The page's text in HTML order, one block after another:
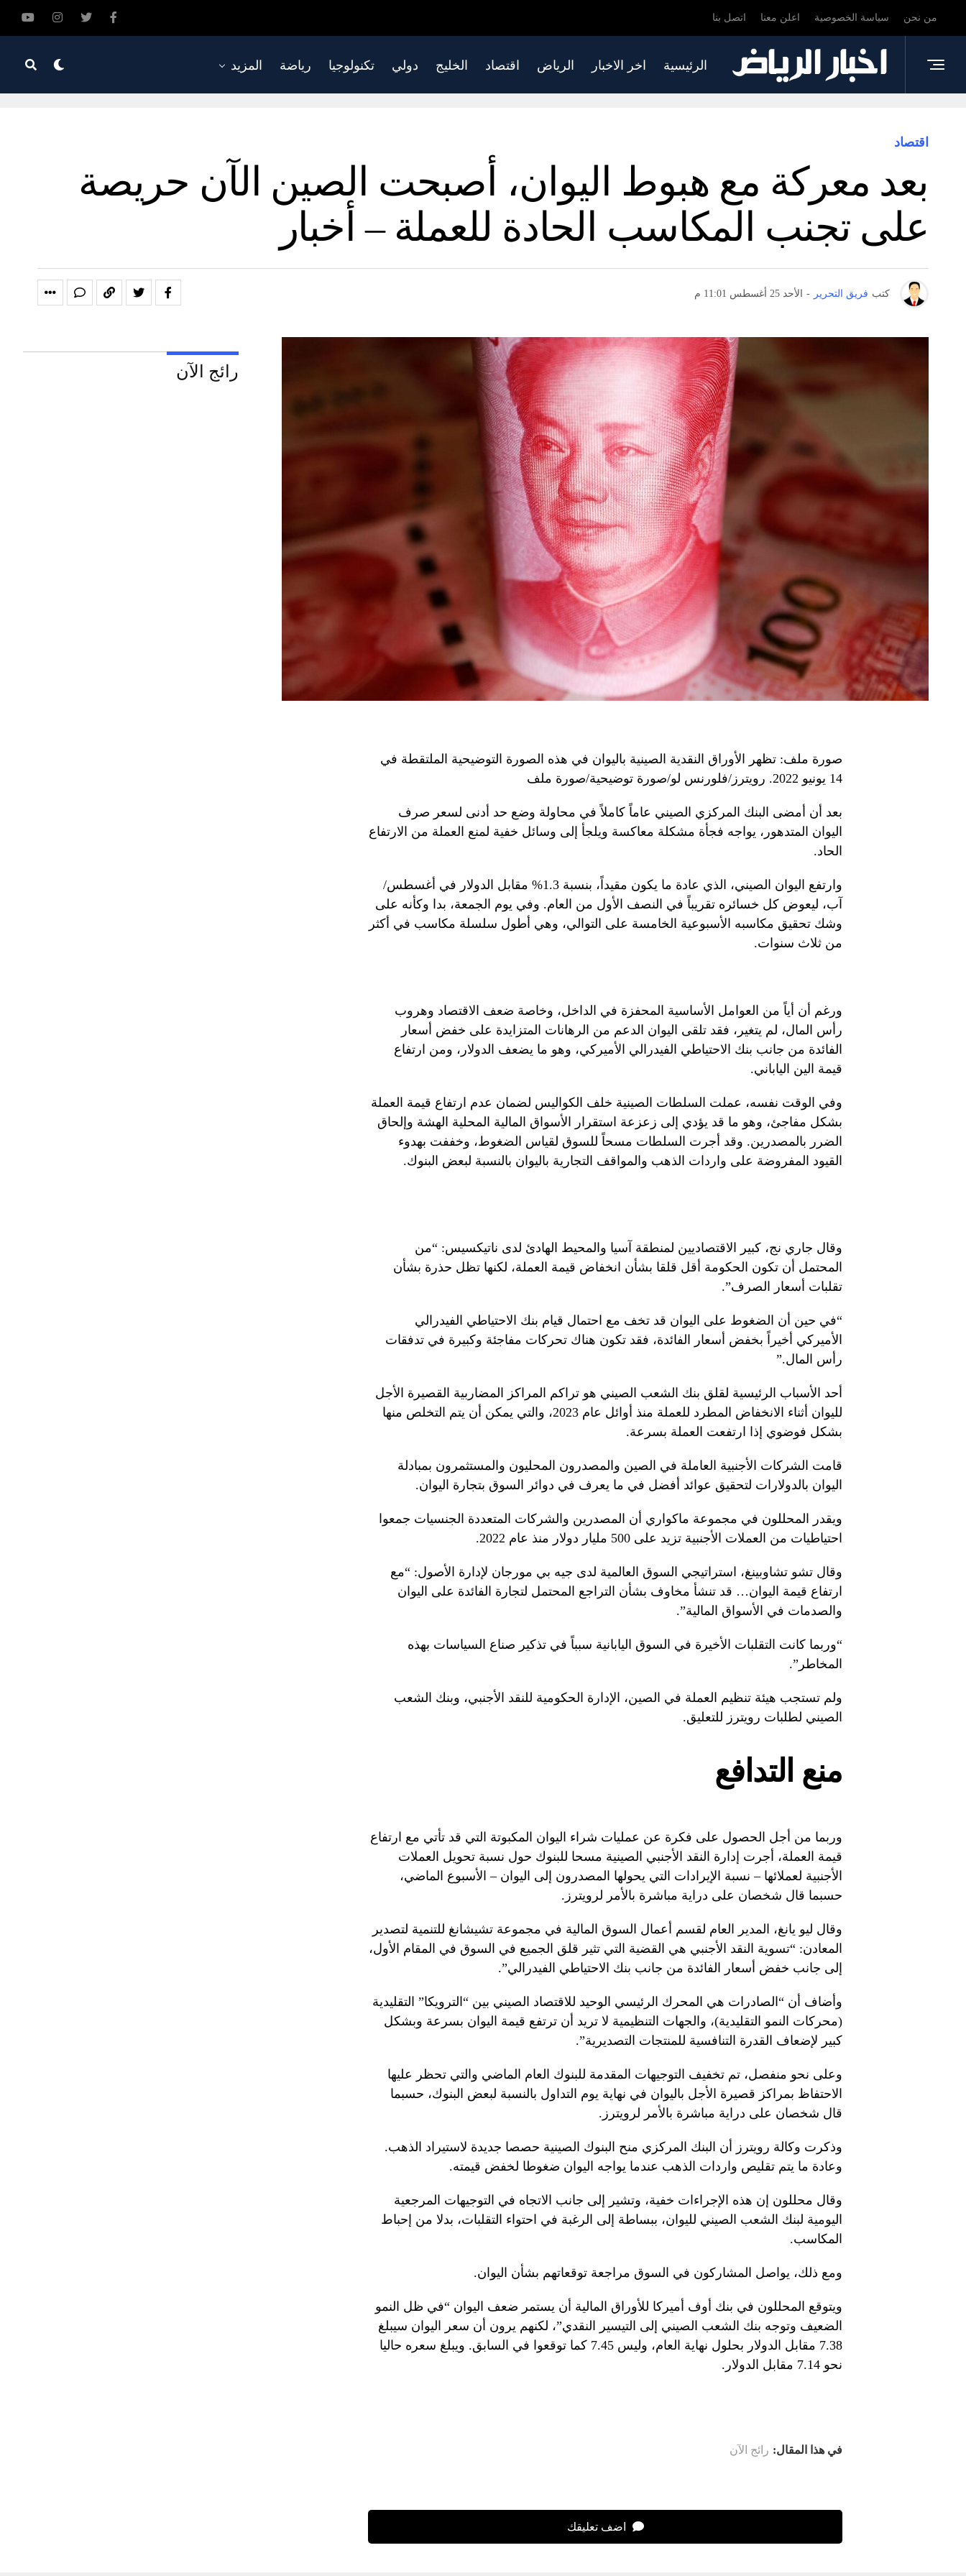
من نحن سياسة الخصوصية اعلن معنا اتصل بنا
الرئيسية اخر الاخبار الرياض اقتصاد الخليج دولي تكنولوجيا رياضة المزيد
اقتصاد
بعد معركة مع هبوط اليوان، أصبحت الصين الآن حريصة
على تجنب المكاسب الحادة للعملة – أخبار
كتب فريق التحرير - الأحد 25 أغسطس 11:01 م
صورة ملف: تظهر الأوراق النقدية الصينية باليوان في هذه الصورة التوضيحية الملتقطة في
14 يونيو 2022. رويترز/فلورنس لو/صورة توضيحية/صورة ملف
بعد أن أمضى البنك المركزي الصيني عاماً كاملاً في محاولة وضع حد أدنى لسعر صرف
اليوان المتدهور، يواجه فجأة مشكلة معاكسة ويلجأ إلى وسائل خفية لمنع العملة من الارتفاع
الحاد.
وارتفع اليوان الصيني، الذي عادة ما يكون مقيداً، بنسبة 1.3% مقابل الدولار في أغسطس/
آب، ليعوض كل خسائره تقريباً في النصف الأول من العام. وفي يوم الجمعة، بدا وكأنه على
وشك تحقيق مكاسبه الأسبوعية الخامسة على التوالي، وهي أطول سلسلة مكاسب في أكثر
من ثلاث سنوات.
ورغم أن أياً من العوامل الأساسية المحفزة في الداخل، وخاصة ضعف الاقتصاد وهروب
رأس المال، لم يتغير، فقد تلقى اليوان الدعم من الرهانات المتزايدة على خفض أسعار
الفائدة من جانب بنك الاحتياطي الفيدرالي الأميركي، وهو ما يضعف الدولار، ومن ارتفاع
قيمة الين الياباني.
وفي الوقت نفسه، عملت السلطات الصينية خلف الكواليس لضمان عدم ارتفاع قيمة العملة
بشكل مفاجئ، وهو ما قد يؤدي إلى زعزعة استقرار الأسواق المالية المحلية الهشة وإلحاق
الضرر بالمصدرين. وقد أجرت السلطات مسحاً للسوق لقياس الضغوط، وخففت بهدوء
القيود المفروضة على واردات الذهب والمواقف التجارية باليوان بالنسبة لبعض البنوك.
وقال جاري نج، كبير الاقتصاديين لمنطقة آسيا والمحيط الهادئ لدى ناتيكسيس: “من
المحتمل أن تكون الحكومة أقل قلقا بشأن انخفاض قيمة العملة، لكنها تظل حذرة بشأن
تقلبات أسعار الصرف”.
“في حين أن الضغوط على اليوان قد تخف مع احتمال قيام بنك الاحتياطي الفيدرالي
الأميركي أخيراً بخفض أسعار الفائدة، فقد تكون هناك تحركات مفاجئة وكبيرة في تدفقات
رأس المال.”
أحد الأسباب الرئيسية لقلق بنك الشعب الصيني هو تراكم المراكز المضاربية القصيرة الأجل
لليوان أثناء الانخفاض المطرد للعملة منذ أوائل عام 2023، والتي يمكن أن يتم التخلص منها
بشكل فوضوي إذا ارتفعت العملة بسرعة.
قامت الشركات الأجنبية العاملة في الصين والمصدرون المحليون والمستثمرون بمبادلة
اليوان بالدولارات لتحقيق عوائد أفضل في ما يعرف في دوائر السوق بتجارة اليوان.
ويقدر المحللون في مجموعة ماكواري أن المصدرين والشركات المتعددة الجنسيات جمعوا
احتياطيات من العملات الأجنبية تزيد على 500 مليار دولار منذ عام 2022.
وقال تشو تشاوبينغ، استراتيجي السوق العالمية لدى جيه بي مورجان لإدارة الأصول: “مع
ارتفاع قيمة اليوان… قد تنشأ مخاوف بشأن التراجع المحتمل لتجارة الفائدة على اليوان
والصدمات في الأسواق المالية”.
“وربما كانت التقلبات الأخيرة في السوق اليابانية سبباً في تذكير صناع السياسات بهذه
المخاطر”.
ولم تستجب هيئة تنظيم العملة في الصين، الإدارة الحكومية للنقد الأجنبي، وبنك الشعب
الصيني لطلبات رويترز للتعليق.
منع التدافع
وربما من أجل الحصول على فكرة عن عمليات شراء اليوان المكبوتة التي قد تأتي مع ارتفاع
قيمة العملة، أجرت إدارة النقد الأجنبي الصينية مسحا للبنوك حول نسبة تحويل العملات
الأجنبية لعملائها – نسبة الإيرادات التي يحولها المصدرون إلى اليوان – الأسبوع الماضي،
حسبما قال شخصان على دراية مباشرة بالأمر لرويترز.
وقال ليو يانغ، المدير العام لقسم أعمال السوق المالية في مجموعة تشيشانغ للتنمية لتصدير
المعادن: “تسوية النقد الأجنبي هي القضية التي تثير قلق الجميع في السوق في المقام الأول،
إلى جانب خفض أسعار الفائدة من جانب بنك الاحتياطي الفيدرالي”.
وأضاف أن “الصادرات هي المحرك الرئيسي الوحيد للاقتصاد الصيني بين “الترويكا” التقليدية
(محركات النمو التقليدية)، والجهات التنظيمية لا تريد أن ترتفع قيمة اليوان بسرعة وبشكل
كبير لإضعاف القدرة التنافسية للمنتجات التصديرية”.
وعلى نحو منفصل، تم تخفيف التوجيهات المقدمة للبنوك العام الماضي والتي تحظر عليها
الاحتفاظ بمراكز قصيرة الأجل باليوان في نهاية يوم التداول بالنسبة لبعض البنوك، حسبما
قال شخصان على دراية مباشرة بالأمر لرويترز.
وذكرت وكالة رويترز أن البنك المركزي منح البنوك الصينية حصصا جديدة لاستيراد الذهب.
وعادة ما يتم تقليص واردات الذهب عندما يواجه اليوان ضغوطا لخفض قيمته.
وقال محللون إن هذه الإجراءات خفية، وتشير إلى جانب الاتجاه في التوجيهات المرجعية
اليومية لبنك الشعب الصيني لليوان، ببساطة إلى الرغبة في احتواء التقلبات، بدلا من إحباط
المكاسب.
ومع ذلك، يواصل المشاركون في السوق مراجعة توقعاتهم بشأن اليوان.
ويتوقع المحللون في بنك أوف أميركا للأوراق المالية أن يستمر ضعف اليوان “في ظل النمو
الضعيف وتوجه بنك الشعب الصيني إلى التيسير النقدي”، لكنهم يرون أن سعر اليوان سيبلغ
7.38 مقابل الدولار بحلول نهاية العام، وليس 7.45 كما توقعوا في السابق. ويبلغ سعره حاليا
نحو 7.14 مقابل الدولار.
في هذا المقال: رائج الآن
اضف تعليقك
رائج الآن